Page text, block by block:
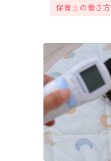
のニー...
保育士の働き方